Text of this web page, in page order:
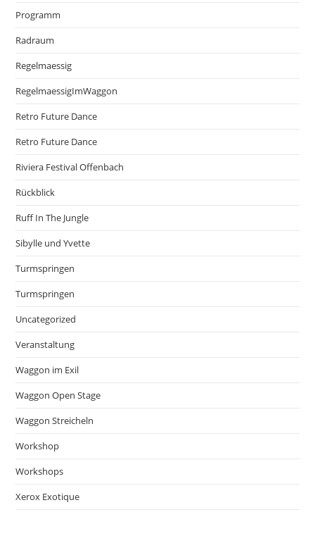
Programm
Radraum
Regelmaessig
RegelmaessigImWaggon
Retro Future Dance
Retro Future Dance
Riviera Festival Offenbach
Rückblick
Ruff In The Jungle
Sibylle und Yvette
Turmspringen
Turmspringen
Uncategorized
Veranstaltung
Waggon im Exil
Waggon Open Stage
Waggon Streicheln
Workshop
Workshops
Xerox Exotique